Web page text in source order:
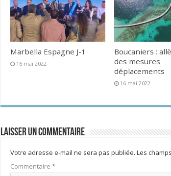
Marbella Espagne J-1
16 mai 2022
Boucaniers :
des mesures
déplacements
16 mai 2022
Laisser un commentaire
Votre adresse e-mail ne sera pas publiée. Les
Commentaire *